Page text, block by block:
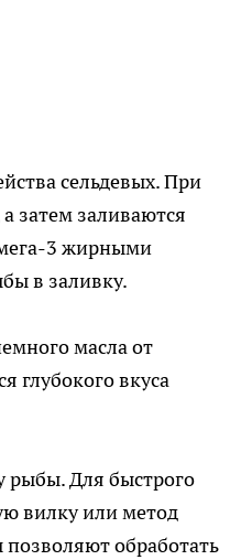
сельдевых. При
затем заливаются
3 жирными
в заливку.
масла от
глубокого вкуса
рыбы. Для быстрого
вилку или метод
обработать